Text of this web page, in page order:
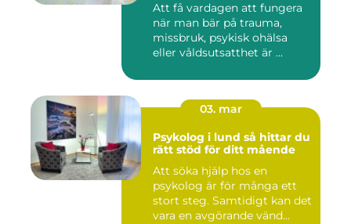
Att få vardagen att fungera
när man bär på trauma,
missbruk, psykisk ohälsa
eller våldsutsatthet är ...
03. mar
Psykolog i lund så hittar du
rätt stöd för ditt mående
Att söka hjälp hos en
psykolog är för många ett
stort steg. Samtidigt kan det
vara en avgörande vänd...